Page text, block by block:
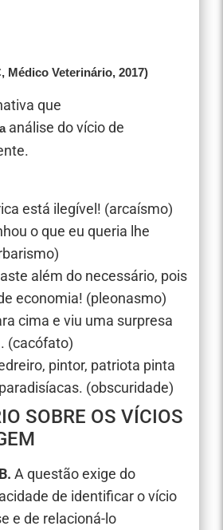
Médico Veterinário, 2017)
que
análise do vício de
está ilegível! (arcaísmo)
o que eu queria lhe
além do necessário, pois
economia! (pleonasmo)
cima e viu uma surpresa
(cacófato)
pintor, patriota pinta
(obscuridade)
SOBRE OS VÍCIOS
A questão exige do
de identificar o vício
e de relacioná-lo